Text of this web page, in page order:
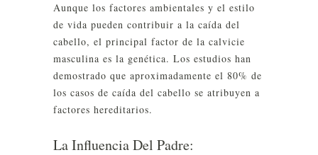
Aunque los factores ambientales y el estilo
de vida pueden contribuir a la caída del
cabello, el principal factor de la calvicie
masculina es la genética. Los estudios han
demostrado que aproximadamente el 80% de
los casos de caída del cabello se atribuyen a
factores hereditarios.
La Influencia Del Padre: